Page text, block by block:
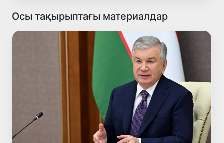
Осы тақырыптағы материалдар